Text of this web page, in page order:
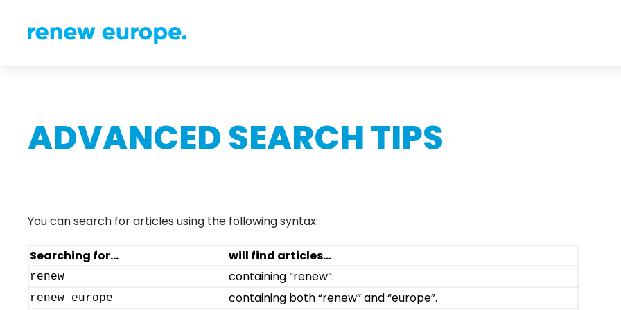
ADVANCED SEARCH TIPS
You can search for articles using the following syntax:
Searching for… will find articles…
renew containing “renew”.
renew europe containing both “renew” and “europe”.